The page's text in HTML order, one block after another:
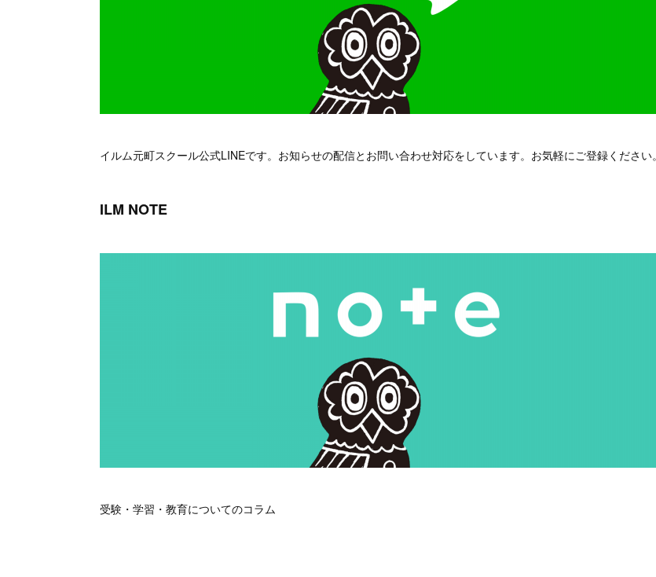
イルム元町スクール公式LINEです。お知らせの配信とお問い合わせ対応をしています。お気軽にご登録ください。
ILM NOTE
受験・学習・教育についてのコラム